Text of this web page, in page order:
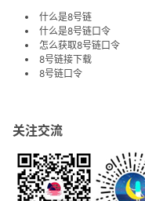
什么是8号链
什么是8号链口令
怎么获取8号链口令
8号链接下载
8号链口令
关注交流